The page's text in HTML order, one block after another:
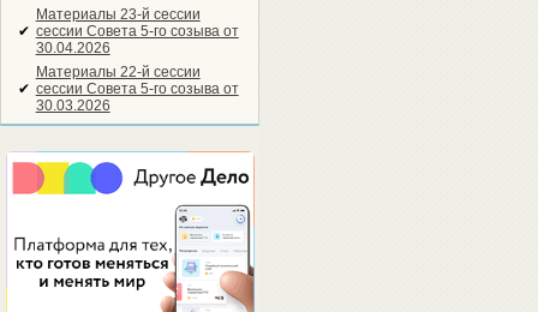
✔
Материалы 23-й сессии
сессии Совета 5-го созыва от
30.04.2026
✔
Материалы 22-й сессии
сессии Совета 5-го созыва от
30.03.2026